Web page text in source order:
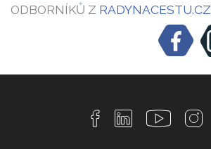
ODBORNÍKŮ Z RADYNACESTU.CZ